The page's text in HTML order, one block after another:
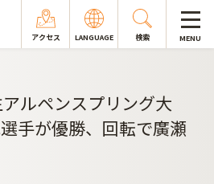
アクセス LANGUAGE 検索 MENU
ルペンスプリング大
手が優勝、回転で廣瀬